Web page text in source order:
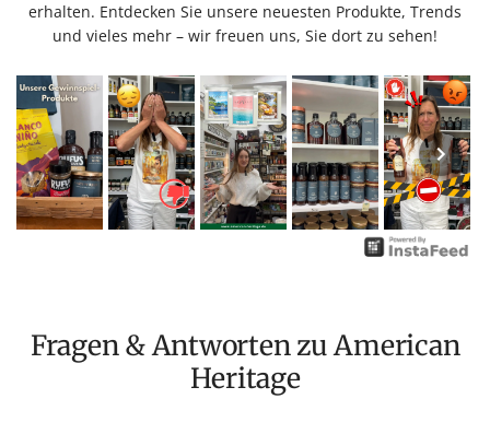
erhalten. Entdecken Sie unsere neuesten Produkte, Trends
und vieles mehr – wir freuen uns, Sie dort zu sehen!
Fragen & Antworten zu American
Heritage